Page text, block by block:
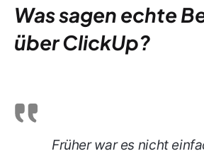
Was sagen echte
über ClickUp?
Früher war es nicht